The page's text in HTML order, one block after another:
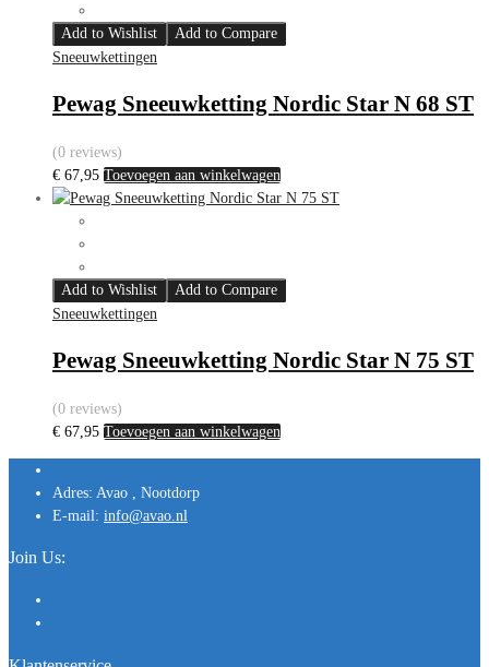
Add to Wishlist
Add to Compare
Sneeuwkettingen
Pewag Sneeuwketting Nordic Star N 68 ST
(0 reviews)
€ 67,95 Toevoegen aan winkelwagen
Add to Wishlist
Add to Compare
Sneeuwkettingen
Pewag Sneeuwketting Nordic Star N 75 ST
(0 reviews)
€ 67,95 Toevoegen aan winkelwagen
Adres: Avao , Nootdorp
E-mail: info@avao.nl
Join Us: